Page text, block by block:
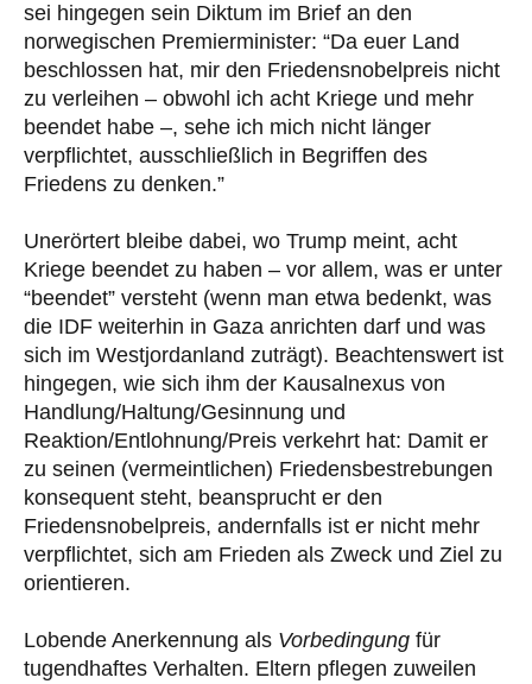
sei hingegen sein Diktum im Brief an den
norwegischen Premierminister: “Da euer Land
beschlossen hat, mir den Friedensnobelpreis nicht
zu verleihen – obwohl ich acht Kriege und mehr
beendet habe –, sehe ich mich nicht länger
verpflichtet, ausschließlich in Begriffen des
Friedens zu denken.”
Unerörtert bleibe dabei, wo Trump meint, acht
Kriege beendet zu haben – vor allem, was er unter
“beendet” versteht (wenn man etwa bedenkt, was
die IDF weiterhin in Gaza anrichten darf und was
sich im Westjordanland zuträgt). Beachtenswert ist
hingegen, wie sich ihm der Kausalnexus von
Handlung/Haltung/Gesinnung und
Reaktion/Entlohnung/Preis verkehrt hat: Damit er
zu seinen (vermeintlichen) Friedensbestrebungen
konsequent steht, beansprucht er den
Friedensnobelpreis, andernfalls ist er nicht mehr
verpflichtet, sich am Frieden als Zweck und Ziel zu
orientieren.
Lobende Anerkennung als Vorbedingung für
tugendhaftes Verhalten. Eltern pflegen zuweilen